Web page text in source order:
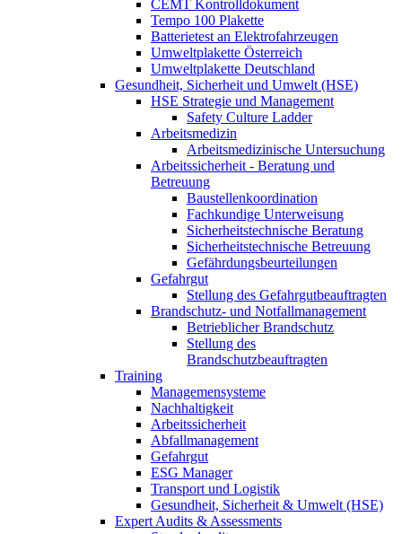
CEMT Kontrolldokument
Tempo 100 Plakette
Batterietest an Elektrofahrzeugen
Umweltplakette Österreich
Umweltplakette Deutschland
Gesundheit, Sicherheit und Umwelt (HSE)
HSE Strategie und Management
Safety Culture Ladder
Arbeitsmedizin
Arbeitsmedizinische Untersuchung
Arbeitssicherheit - Beratung und
Betreuung
Baustellenkoordination
Fachkundige Unterweisung
Sicherheitstechnische Beratung
Sicherheitstechnische Betreuung
Gefährdungsbeurteilungen
Gefahrgut
Stellung des Gefahrgutbeauftragten
Brandschutz- und Notfallmanagement
Betrieblicher Brandschutz
Stellung des
Brandschutzbeauftragten
Training
Managemensysteme
Nachhaltigkeit
Arbeitssicherheit
Abfallmanagement
Gefahrgut
ESG Manager
Transport und Logistik
Gesundheit, Sicherheit & Umwelt (HSE)
Expert Audits & Assessments